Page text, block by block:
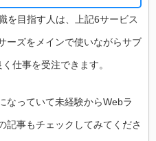
を目指す人は、上記6サービス
ーズをメインで使いながらサブ
仕事を受注できます。
なっていて未経験からWebラ
記事もチェックしてみてくださ